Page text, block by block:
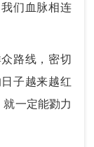
们血脉相连
路线，密切
子越来越红
就一定能勠力